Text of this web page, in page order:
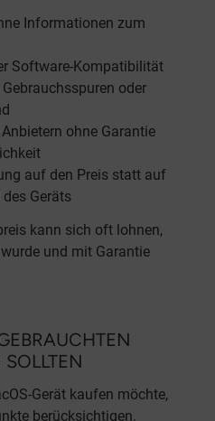
Informationen zum
Software-Kompatibilität
oder
ohne Garantie
auf den Preis statt auf
Geräts
kann sich oft lohnen,
und mit Garantie
Gerät kaufen möchte,
berücksichtigen.